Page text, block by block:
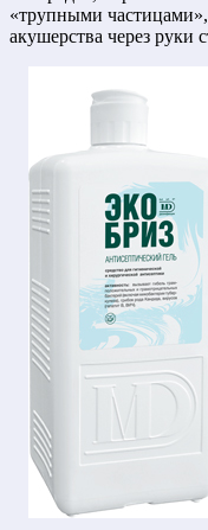
«трупными
акушерства через руки